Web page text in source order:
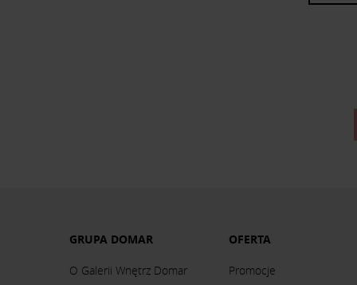
GRUPA DOMAR
O Galerii Wnętrz Domar
OFERTA
Promocje